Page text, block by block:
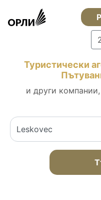
Туристически
и други